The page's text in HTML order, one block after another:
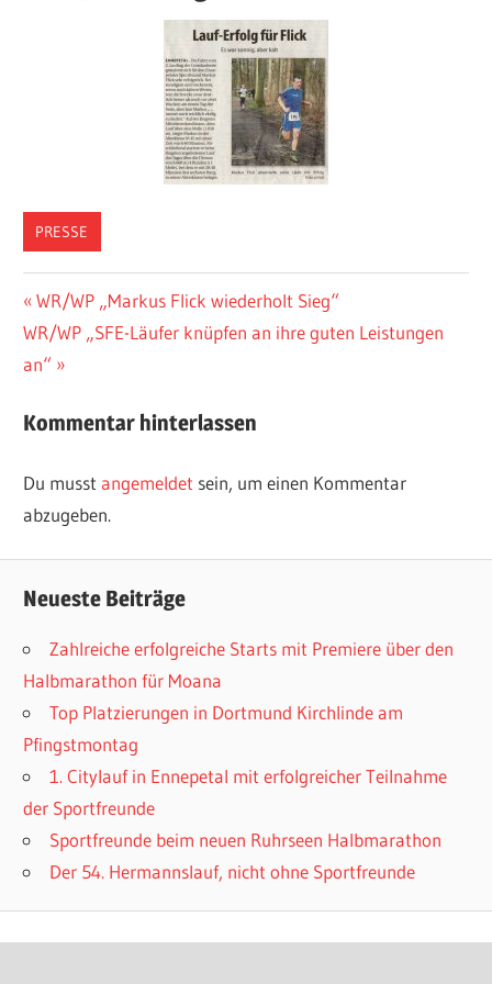
PRESSE
Beitragsnavigation
Vorheriger
Beitrag:
WR/WP „Markus Flick wiederholt Sieg“
Nächster
Beitrag:
WR/WP „SFE-Läufer knüpfen an ihre guten Leistungen
an“
Kommentar hinterlassen
Du musstangemeldet sein, um einen Kommentar
abzugeben.
Neueste Beiträge
Zahlreiche erfolgreiche Starts mit Premiere über den
Halbmarathon für Moana
Top Platzierungen in Dortmund Kirchlinde am
Pfingstmontag
1. Citylauf in Ennepetal mit erfolgreicher Teilnahme
der Sportfreunde
Sportfreunde beim neuen Ruhrseen Halbmarathon
Der 54. Hermannslauf, nicht ohne Sportfreunde